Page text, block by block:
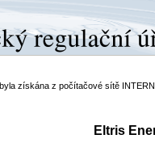
získána z počítačové sítě
Eltris